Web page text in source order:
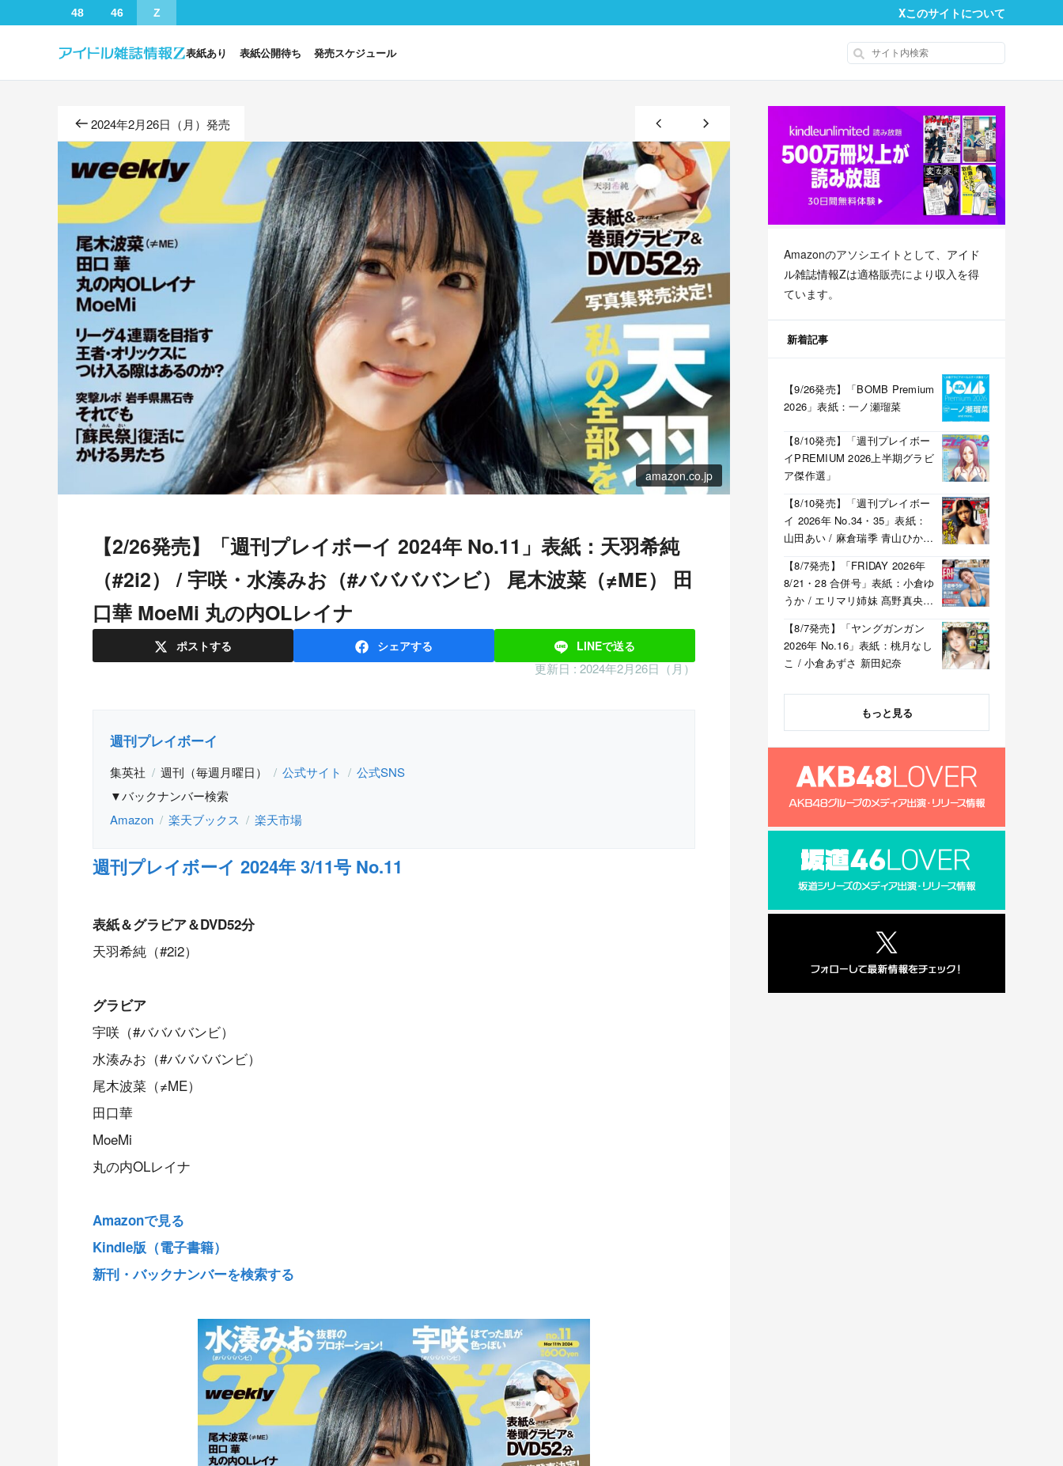
48 46 Z Xこのサイトについて
表紙あり 表紙公開待ち 発売スケジュール
2024年2月26日（月）発売
amazon.co.jp
【2/26発売】「週刊プレイボーイ 2024年 No.11」表紙：天羽希純
（#2i2） / 宇咲・水湊みお（#ババババンビ） 尾木波菜（≠ME） 田
口華 MoeMi 丸の内OLレイナ
ポストする シェアする LINEで送る
更新日 : 2024年2月26日（月）
週刊プレイボーイ
集英社 週刊（毎週月曜日） 公式サイト
公式SNS
▼バックナンバー検索
Amazon
楽天ブックス 楽天市場
週刊プレイボーイ 2024年 3/11号 No.11
表紙＆グラビア＆DVD52分
天羽希純（#2i2）
グラビア
宇咲（#ババババンビ）
水湊みお（#ババババンビ）
尾木波菜（≠ME）
田口華
MoeMi
丸の内OLレイナ
Amazonで見る
Kindle版（電子書籍）
新刊・バックナンバーを検索する
Amazonのアソシエイトとして、 アイド
ル雑誌情報Zは適格販売により収入を得
ています。
新着記事
【9/26発売】「BOMB Premium
2026」表紙：一ノ瀬瑠菜
【8/10発売】「週刊プレイボー
イPREMIUM 2026上半期グラビ
ア傑作選」
【8/10発売】「週刊プレイボー
イ 2026年 No.34・35」表紙：
山田あい / 麻倉瑞季 青山ひかる
【8/7発売】「FRIDAY 2026年
8/21・28 合併号」表紙：小倉ゆ
うか / エリマリ姉妹 髙野真央
【8/7発売】「ヤングガンガン
2026年 No.16」表紙：桃月なし
こ / 小倉あずさ 新田妃奈
もっと見る